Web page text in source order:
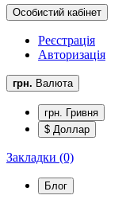
Особистий кабінет
Реєстрація
Авторизація
грн. Валюта
грн. Гривня
$ Доллар
Закладки (0)
Блог